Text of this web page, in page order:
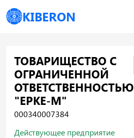
KIBERON
ТОВАРИЩЕСТВО С
ОГРАНИЧЕННОЙ
ОТВЕТСТВЕННОСТЬЮ
"ЕРКЕ-М"
000340007384
Действующее предприятие